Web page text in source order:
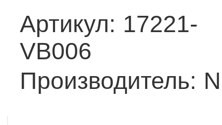
Артикул: 17221-
VB006
Производитель: